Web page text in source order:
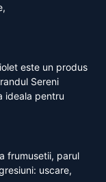
este un produs
Sereni
ideala pentru
frumusetii, parul
uscare,